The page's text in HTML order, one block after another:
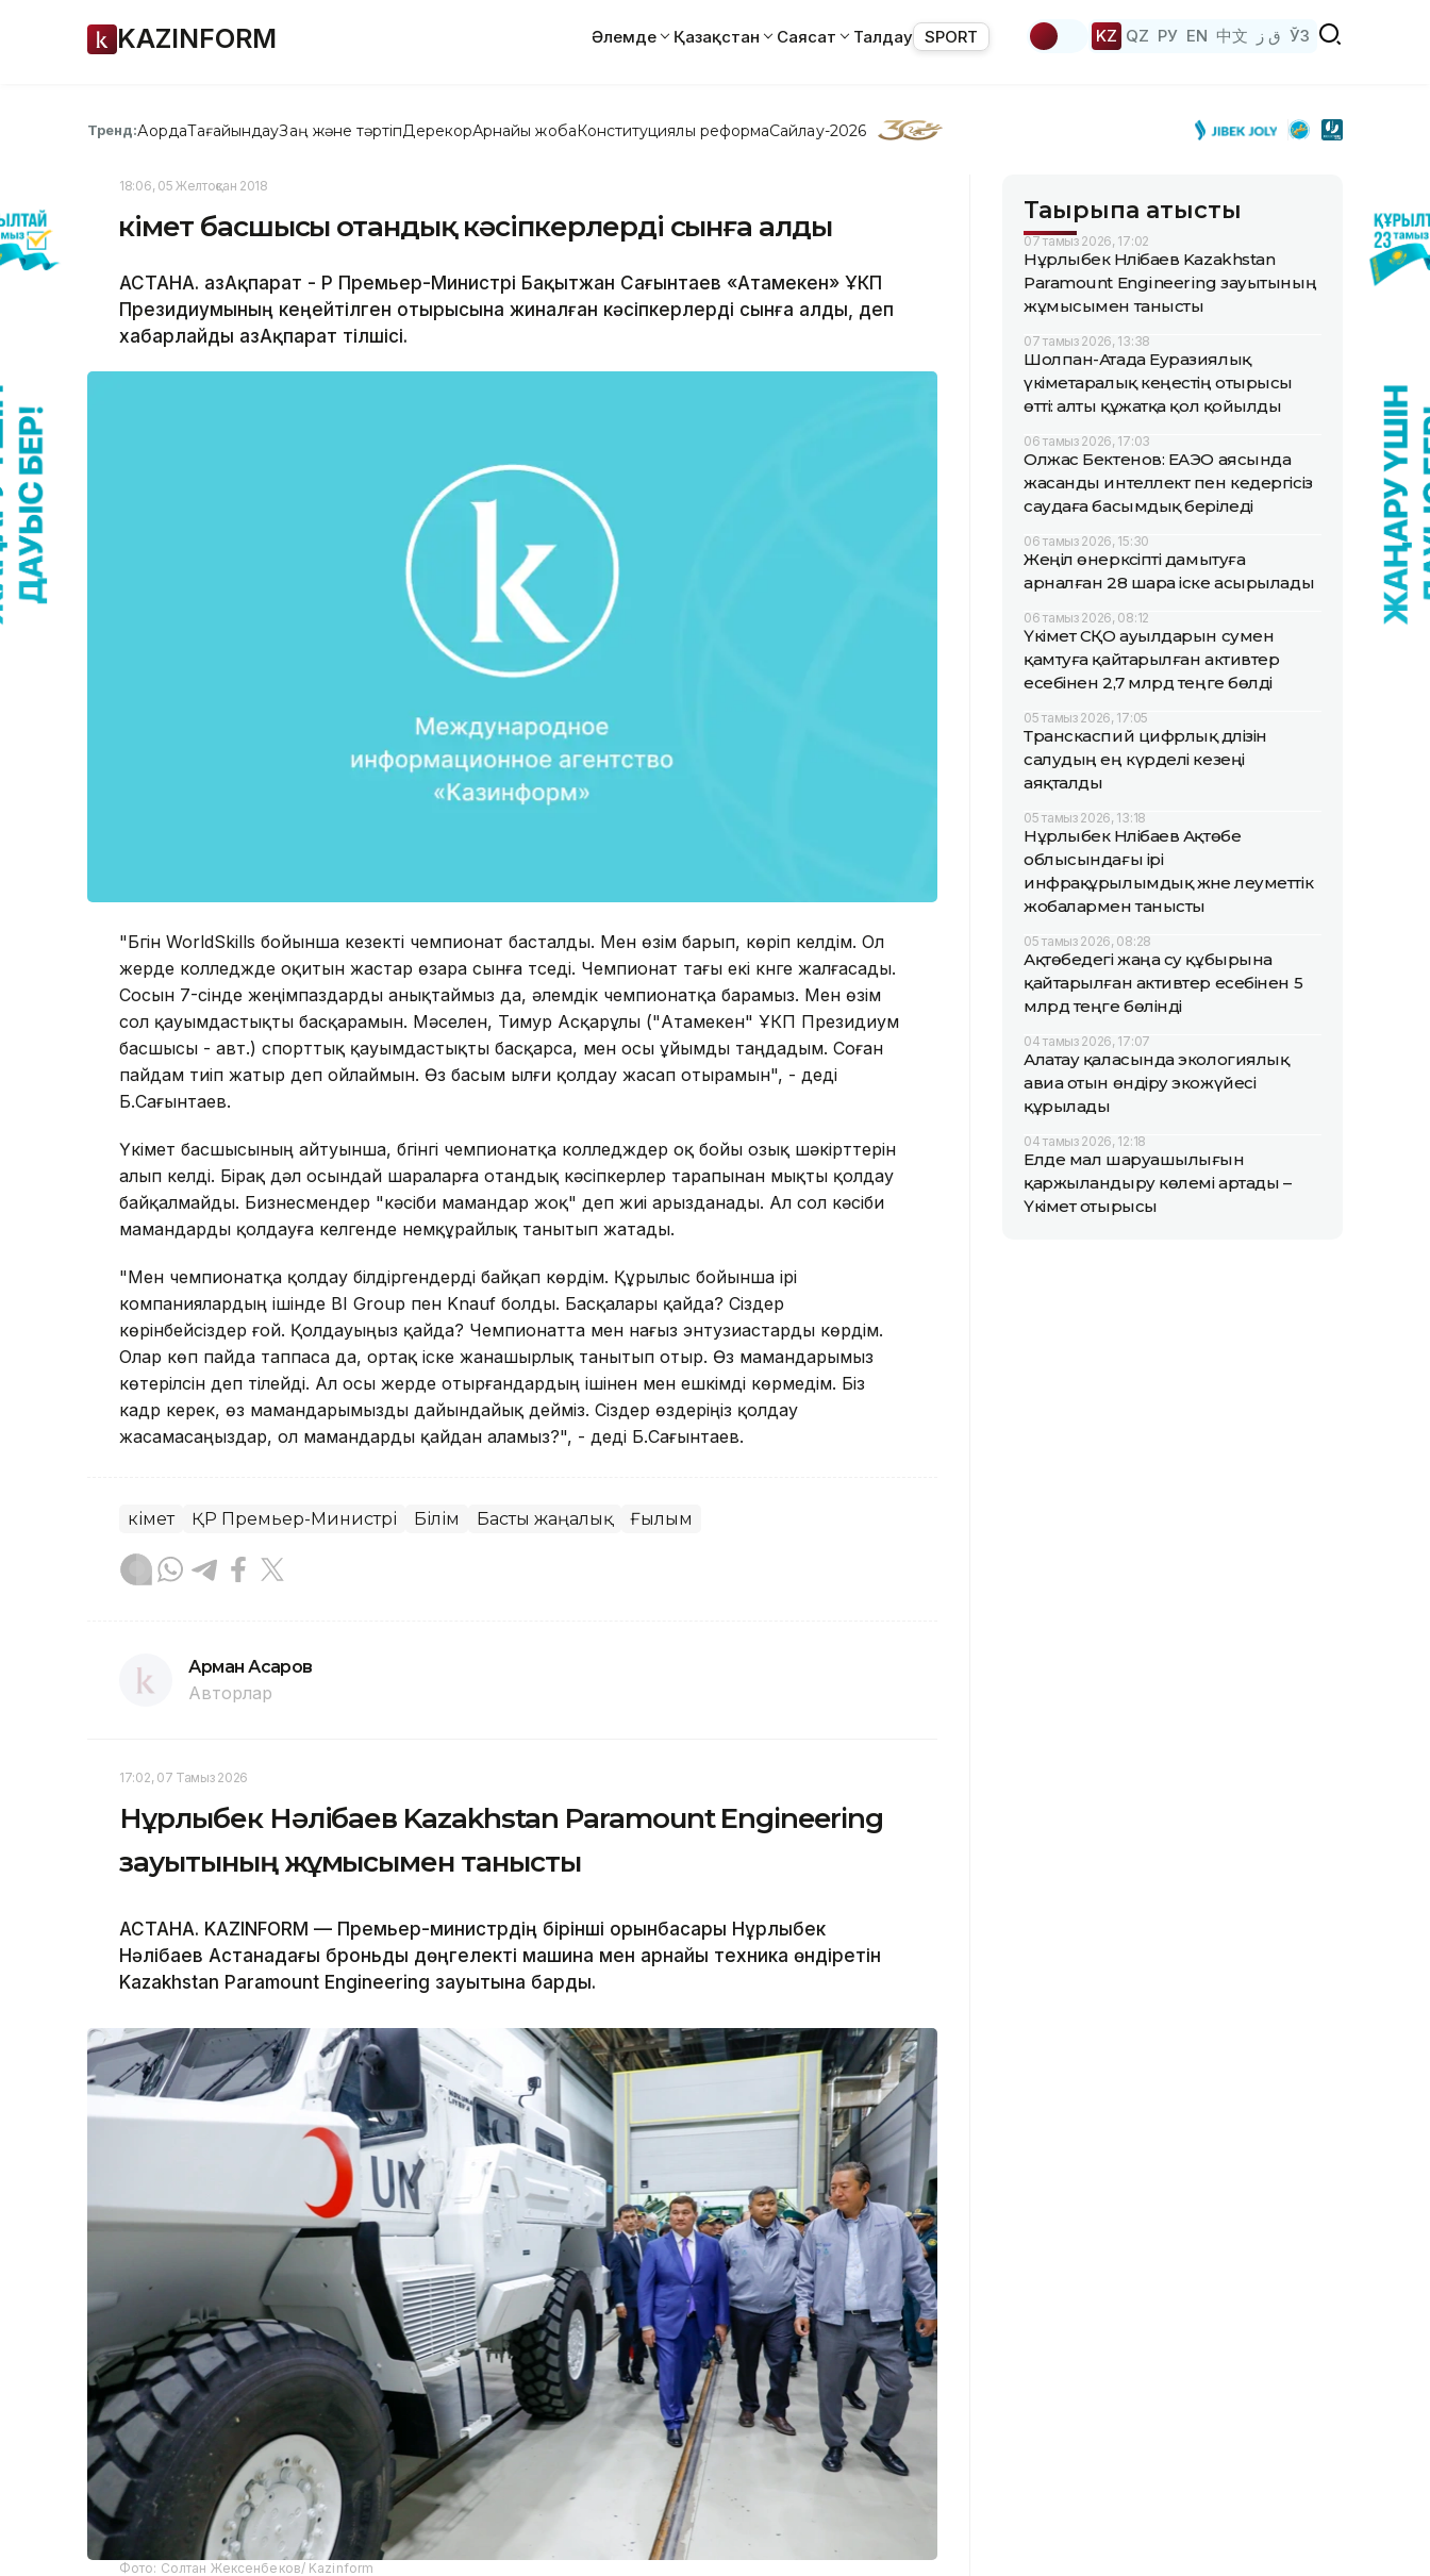
KAZINFORM Әлемде Қазақстан Саясат Талдау SPORT KZ QZ РУ EN 中文 ق ز ЎЗ
Тренд:АқордаТағайындауЗаң және тәртіпДерекқорАрнайы жобаКонституциялық реформаСайлау-2026
18:06, 05 Желтоқсан 2018
Үкімет басшысы отандық кәсіпкерлерді сынға алды
АСТАНА. ҚазАқпарат - ҚР Премьер-Министрі Бақытжан Сағынтаев «Атамекен» ҰКП
Президиумының кеңейтілген отырысына жиналған кәсіпкерлерді сынға алды, деп
xабарлайды ҚазАқпарат тілшісі.
"Бүгін WorldSkills бойынша кезекті чемпионат басталды. Мен өзім барып, көріп келдім. Ол
жерде колледжде оқитын жастар өзара сынға түседі. Чемпионат тағы екі күнге жалғасады.
Сосын 7-сінде жеңімпаздарды анықтаймыз да, әлемдік чемпионатқа барамыз. Мен өзім
сол қауымдастықты басқарамын. Мәселен, Тимур Асқарұлы ("Атамекен" ҰКП Президиум
басшысы - авт.) спорттық қауымдастықты басқарса, мен осы ұйымды таңдадым. Соған
пайдам тиіп жатыр деп ойлаймын. Өз басым ылғи қолдау жасап отырамын", - деді
Б.Сағынтаев.
Үкімет басшысының айтуынша, бүгінгі чемпионатқа колледждер оқ бойы озық шәкірттерін
алып келді. Бірақ дәл осындай шараларға отандық кәсіпкерлер тарапынан мықты қолдау
байқалмайды. Бизнесмендер "кәсіби мамандар жоқ" деп жиі арызданады. Ал сол кәсіби
мамандарды қолдауға келгенде немқұрайлық танытып жатады.
"Мен чемпионатқа қолдау білдіргендерді байқап көрдім. Құрылыс бойынша ірі
компаниялардың ішінде BI Group пен Knauf болды. Басқалары қайда? Сіздер
көрінбейсіздер ғой. Қолдауыңыз қайда? Чемпионатта мен нағыз энтузиастарды көрдім.
Олар көп пайда таппаса да, ортақ іске жанашырлық танытып отыр. Өз мамандарымыз
көтерілсін деп тілейді. Ал осы жерде отырғандардың ішінен мен ешкімді көрмедім. Біз
кадр керек, өз мамандарымызды дайындайық дейміз. Сіздер өздеріңіз қолдау
жасамасаңыздар, ол мамандарды қайдан аламыз?", - деді Б.Сағынтаев.
Үкімет ҚР Премьер-Министрі Білім Басты жаңалық Ғылым
Арман Асқаров
Авторлар
17:02, 07 Тамыз 2026
Нұрлыбек Нәлібаев Kazakhstan Paramount Engineering
зауытының жұмысымен танысты
АСТАНА. KAZINFORM — Премьер-министрдің бірінші орынбасары Нұрлыбек
Нәлібаев Астанадағы броньды дөңгелекті машина мен арнайы техника өндіретін
Kazakhstan Paramount Engineering зауытына барды.
Фото: Солтан Жексенбеков/ Kazinform
Тақырыпқа қатысты
07 тамыз 2026, 17:02
Нұрлыбек Нәлібаев Kazakhstan
Paramount Engineering зауытының
жұмысымен танысты
07 тамыз 2026, 13:38
Шолпан-Атада Еуразиялық
үкіметаралық кеңестің отырысы
өтті: алты құжатқа қол қойылды
06 тамыз 2026, 17:03
Олжас Бектенов: ЕАЭО аясында
жасанды интеллект пен кедергісіз
саудаға басымдық беріледі
06 тамыз 2026, 15:30
Жеңіл өнеркәсіпті дамытуға
арналған 28 шара іске асырылады
06 тамыз 2026, 08:12
Үкімет СҚО ауылдарын сумен
қамтуға қайтарылған активтер
есебінен 2,7 млрд теңге бөлді
05 тамыз 2026, 17:05
Транскаспий цифрлық дәлізін
салудың ең күрделі кезеңі
аяқталды
05 тамыз 2026, 13:18
Нұрлыбек Нәлібаев Ақтөбе
облысындағы ірі
инфрақұрылымдық және әлеуметтік
жобалармен танысты
05 тамыз 2026, 08:28
Ақтөбедегі жаңа су құбырына
қайтарылған активтер есебінен 5
млрд теңге бөлінді
04 тамыз 2026, 17:07
Алатау қаласында экологиялық
авиа отын өндіру экожүйесі
құрылады
04 тамыз 2026, 12:18
Елде мал шаруашылығын
қаржыландыру көлемі артады –
Үкімет отырысы